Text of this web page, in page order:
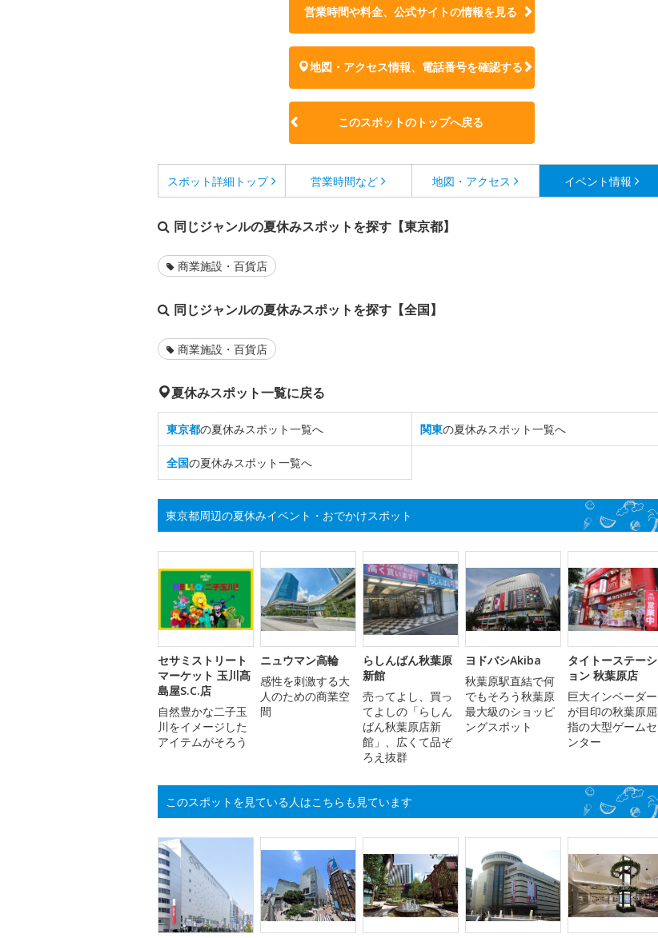
営業時間や料金、公式サイトの情報を見る
地図・アクセス情報、電話番号を確認する
このスポットのトップへ戻る
スポット詳細 トップ 営業時間など 地図・アクセス イベント情報
同じジャンルの夏休みスポットを探す【東京都】
商業施設・百貨店
同じジャンルの夏休みスポットを探す【全国】
商業施設・百貨店
夏休みスポット一覧に戻る
東京都の夏休みスポット一覧へ 関東の夏休みスポット一覧へ
全国の夏休みスポット一覧へ
東京都周辺の夏休みイベント・おでかけスポット
セサミストリート
マーケット 玉川髙
島屋S.C.店
自然豊かな二子玉
川をイメージした
アイテムがそろう
ニュウマン高輪
感性を刺激する大
人のための商業空
間
らしんばん秋葉原
新館
売ってよし、買っ
てよしの「らしん
ばん秋葉原店新
館」、広くて品ぞ
ろえ抜群
ヨドバシAkiba
秋葉原駅直結で何
でもそろう秋葉原
最大級のショッピ
ングスポット
タイトーステーシ
ョン 秋葉原店
巨大インベーダー
が目印の秋葉原屈
指の大型ゲームセ
ンター
このスポットを見ている人はこちらも見ています